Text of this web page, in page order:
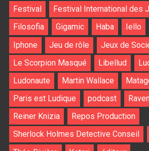
Festival
Festival International des
Filosofia
Gigamic Haba Iello
Iphone
Jeu de rôle Jeux de
Le Scorpion Masqué
Libellud
Ludonaute
Martin Wallace
Paris est Ludique
podcast
Reiner Knizia
Repos Production
Sherlock Holmes Detective Conseil